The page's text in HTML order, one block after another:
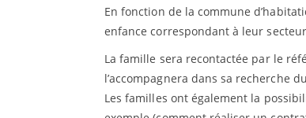
En fonction de la commune
enfance correspondant à leur
La famille sera recontactée par le
l’accompagnera dans sa recherche
Les familles ont également la